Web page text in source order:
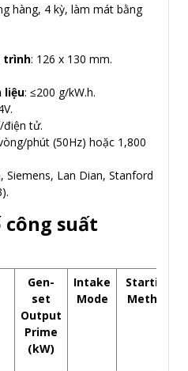
hàng, 4 kỳ, làm mát bằng
trình: 126 x 130 mm.
liệu: ≤200 g/kW.h.
điện tử.
phút (50Hz) hoặc 1,800
Siemens, Lan Dian, Stanford
công suất
Gen-
set
Output
Prime
(kW)
Intake
Mode
Starting
Method